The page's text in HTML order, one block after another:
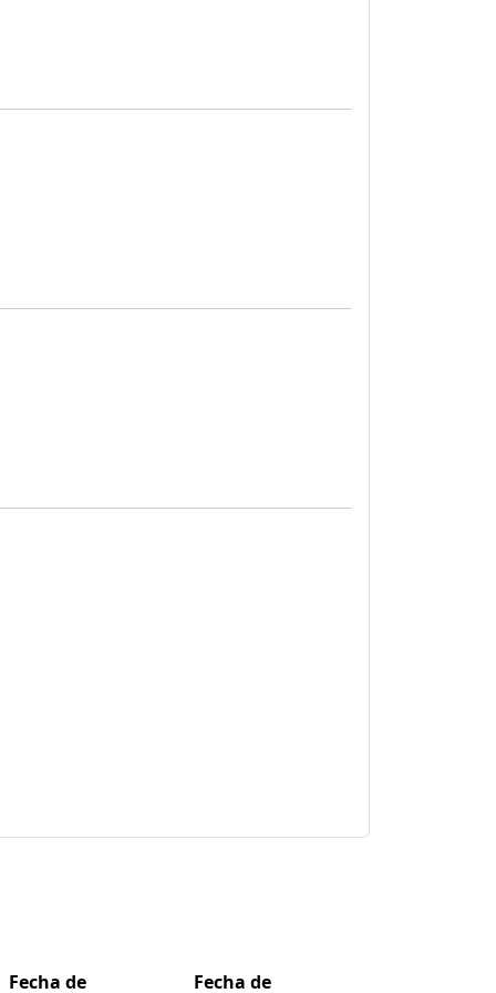
Fecha de Fecha de